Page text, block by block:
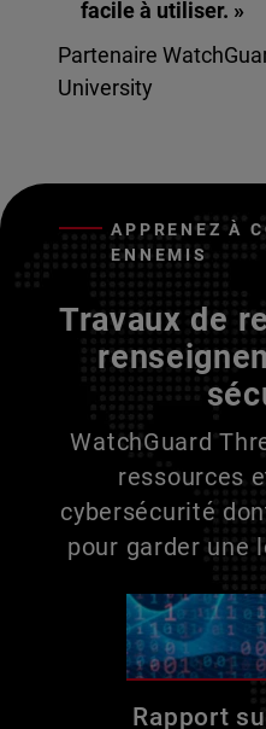
facile à utiliser. »
Partenaire
University
APPRENEZ À
ENNEMIS
Travaux de
WatchGuard
ressources
cybersécurité
pour garder une
Rapport